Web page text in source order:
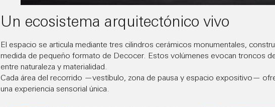
Un ecosistema arquitectónico vivo
El espacio se articula mediante tres cilindros cerámicos monumentales,
medida de pequeño formato de Decocer. Estos volúmenes evocan troncos
entre naturaleza y materialidad.
Cada área del recorrido —vestíbulo, zona de pausa y espacio expositivo—
una experiencia sensorial única.